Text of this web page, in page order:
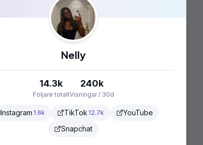
Nelly
14.3k
Följare totalt
240k
Visningar / 30d
Instagram 1.6k TikTok 12.7k
YouTube
Snapchat